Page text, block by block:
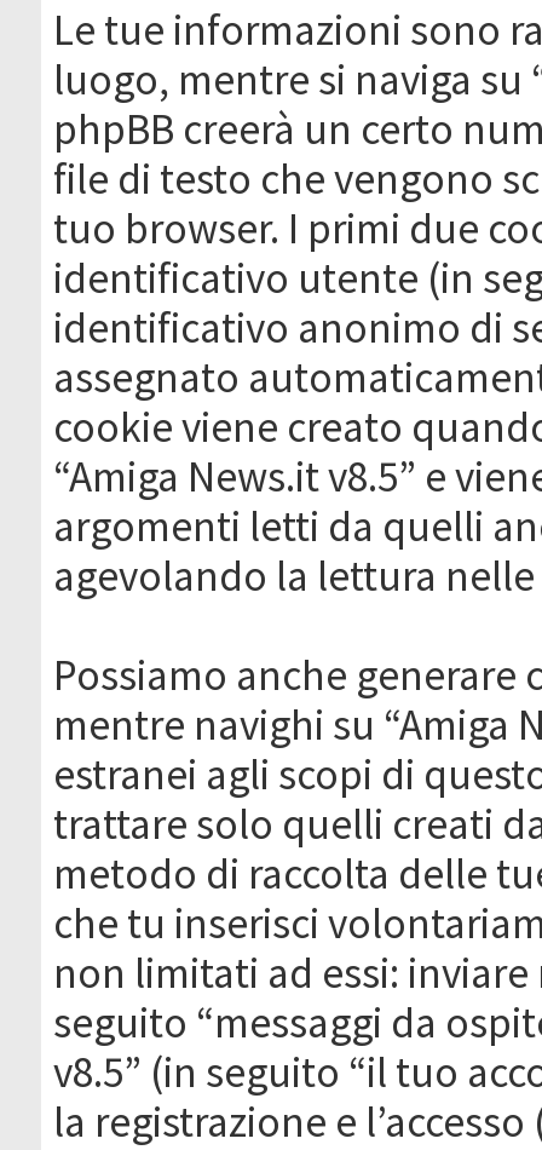
Le tue informazioni sono
luogo, mentre si naviga su
phpBB creerà un certo
file di testo che vengono
tuo browser. I primi due
identificativo utente (in
identificativo anonimo di
assegnato
cookie viene creato
“Amiga News.it v8.5” e
argomenti letti da quelli
agevolando la lettura
Possiamo anche
mentre navighi su “Amiga
estranei agli scopi di
trattare solo quelli creati
metodo di raccolta delle
che tu inserisci
non limitati ad essi:
seguito “messaggi da
v8.5” (in seguito “il tuo
la registrazione e